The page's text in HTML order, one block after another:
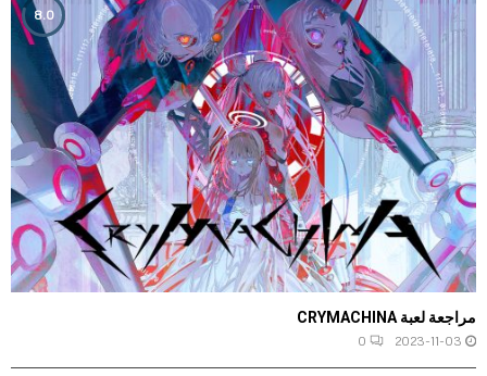
مراجعة لعبة CRYMACHINA
2023-11-03
0
8.0